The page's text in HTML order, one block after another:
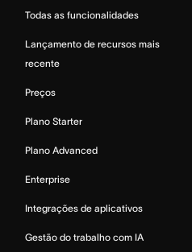
Todas as funcionalidades
Lançamento de recursos mais
recente
Preços
Plano Starter
Plano Advanced
Enterprise
Integrações de aplicativos
Gestão do trabalho com IA